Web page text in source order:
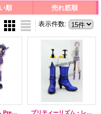
順 売れ筋順
表示件数:
プリティーリズム Pretty Rhythm 久里須かなめ風 くりすかなめ コスプレ靴 ブーツ プリティーリズム・レインボーライブ 涼野いと風 コスプレ靴 ブーツ